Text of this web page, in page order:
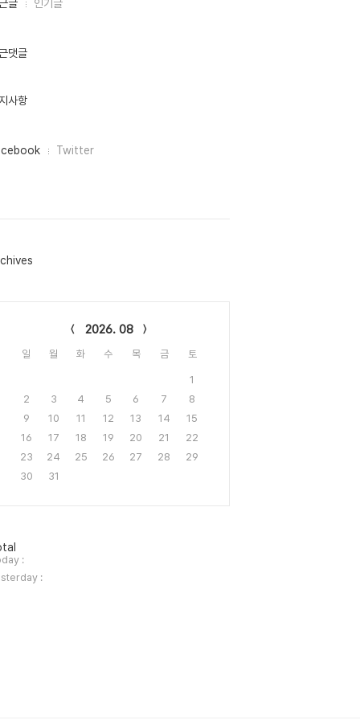
글 인기글
댓글
사항
Twitter
2026. 08
일 월 화 수 목 금 토
1
2
3 4 5 6 7
8
9
10 11 12 13 14
15
16
17 18 19 20 21
22
23
24 25 26 27 28
29
30
31
:
: